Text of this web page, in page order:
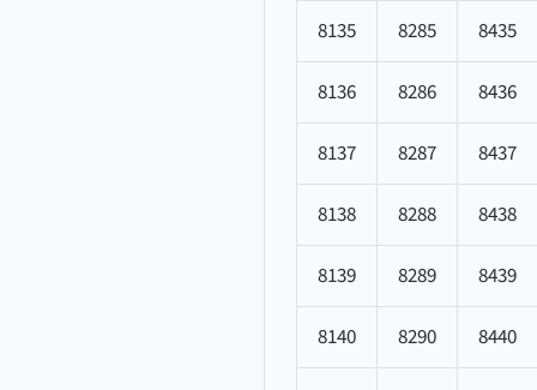
8135 8285 8435
8136 8286 8436
8137 8287 8437
8138 8288 8438
8139 8289 8439
8140 8290 8440